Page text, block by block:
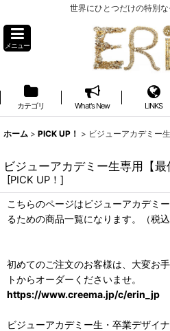
世界にひとつだけの特別
メニュー
カテゴリ What's New LINKS
ホーム > PICK UP！ > ビジューアカデミー
ビジューアカデミー生専用【最
[PICK UP！ ]
こちらのページはビジューアカデミ
るための商品一覧になります。（税込
初めてのご注文のお客様は、大変お
トからオーダーくださいませ。
https://www.creema.jp/c/erin_jp
ビジューアカデミー生・卒業デザイ